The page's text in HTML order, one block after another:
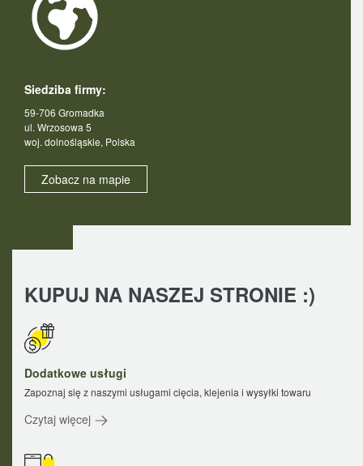
Siedziba firmy:
59-706 Gromadka
ul. Wrzosowa 5
woj. dolnośląskie, Polska
Zobacz na mapie
KUPUJ NA NASZEJ STRONIE :)
Dodatkowe usługi
Zapoznaj się z naszymi usługami cięcia, klejenia i wysyłki towaru
Czytaj więcej